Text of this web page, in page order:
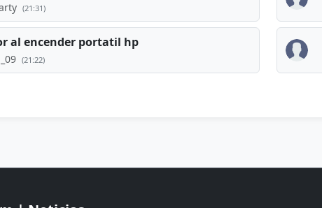
(21:31)
al encender portatil hp
(21:22)